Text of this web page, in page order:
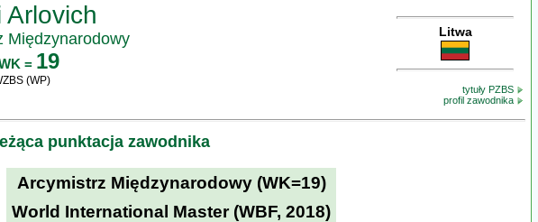
Arlovich
Międzynarodowy
= 19
(WP)
Litwa
tytuły PZBS
profil zawodnika
punktacja zawodnika
Arcymistrz Międzynarodowy (WK=19)
World International Master (WBF, 2018)